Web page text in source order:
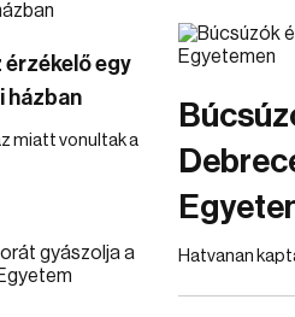
egy
házban
miatt vonultak a
Hatvanan